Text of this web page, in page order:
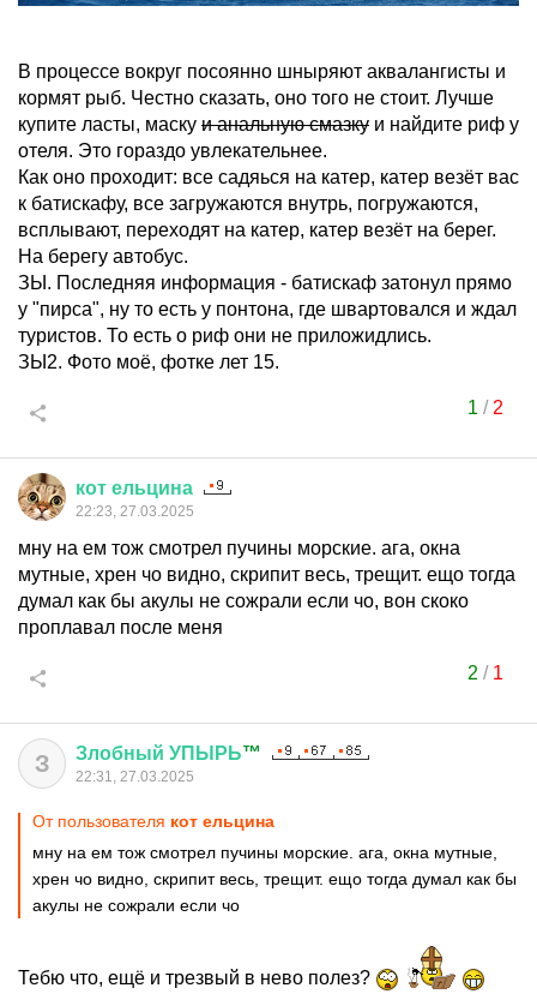
В процессе вокруг посоянно шныряют аквалангисты и
кормят рыб. Честно сказать, оно того не стоит. Лучше
купите ласты, маску и анальную смазку и найдите риф у
отеля. Это гораздо увлекательнее.
Как оно проходит: все садяься на катер, катер везёт вас
к батискафу, все загружаются внутрь, погружаются,
всплывают, переходят на катер, катер везёт на берег.
На берегу автобус.
ЗЫ. Последняя информация - батискаф затонул прямо
у "пирса", ну то есть у понтона, где швартовался и ждал
туристов. То есть о риф они не приложидлись.
ЗЫ2. Фото моё, фотке лет 15.
1 / 2
кот ельцина
22:23, 27.03.2025
мну на ем тож смотрел пучины морские. ага, окна
мутные, хрен чо видно, скрипит весь, трещит. ещо тогда
думал как бы акулы не сожрали если чо, вон скоко
проплавал после меня
2 / 1
З Злобный УПЫРЬ™
22:31, 27.03.2025
От пользователя кот ельцина
мну на ем тож смотрел пучины морские. ага, окна мутные,
хрен чо видно, скрипит весь, трещит. ещо тогда думал как бы
акулы не сожрали если чо
Тебю что, ещё и трезвый в нево полез?